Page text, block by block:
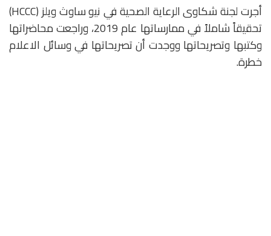
أجرت لجنة شكاوى الرعاية الصحية في نيو ساوث ويلز (HCCC)
تحقيقاً شاملاً في ممارساتها عام 2019، وراجعت محاضراتها
وكتبها وتصريحاتها ووجدت أن تصريحاتها في وسائل الاعلام
خطرة.